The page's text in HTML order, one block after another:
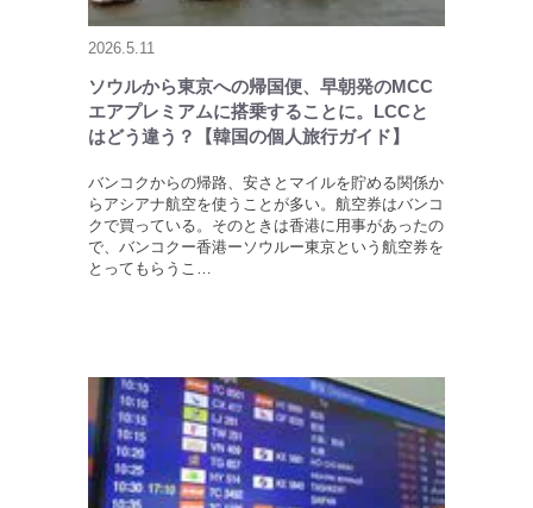
2026.5.11
ソウルから東京への帰国便、早朝発のMCC
エアプレミアムに搭乗することに。LCCと
はどう違う？【韓国の個人旅行ガイド】
バンコクからの帰路、安さとマイルを貯める関係か
らアシアナ航空を使うことが多い。航空券はバンコ
クで買っている。そのときは香港に用事があったの
で、バンコクー香港ーソウルー東京という航空券を
とってもらうこ…